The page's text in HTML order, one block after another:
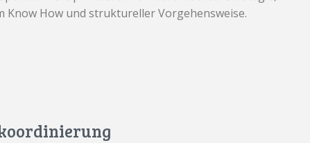
Know How und struktureller Vorgehensweise.